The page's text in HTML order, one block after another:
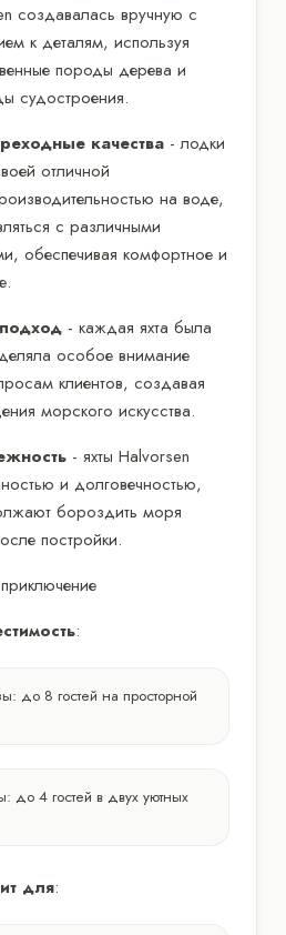
создавалась вручную с
к деталям, используя
породы дерева и
судостроения.
качества - лодки
отличной
на воде,
с различными
обеспечивая комфортное и
- каждая яхта была
особое внимание
клиентов, создавая
морского искусства.
- яхты Halvorsen
и долговечностью,
бороздить моря
постройки.
:
до 8 гостей на просторной
до 4 гостей в двух уютных
для: